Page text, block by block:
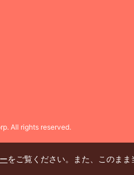
All rights reserved.
をご覧ください。また、このま